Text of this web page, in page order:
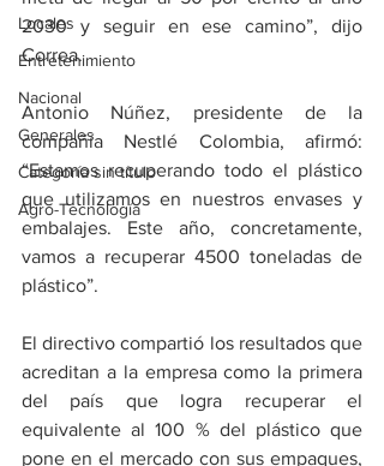
Locales
Entretenimiento
Nacional
Generales
Categoría sin título
Agro-Tecnología
2030 y seguir en ese camino”, dijo
Correa.
Antonio Núñez, presidente de la
compañía Nestlé Colombia, afirmó:
“Estamos recuperando todo el plástico
que utilizamos en nuestros envases y
embalajes. Este año, concretamente,
vamos a recuperar 4500 toneladas de
plástico”.
El directivo compartió los resultados que
acreditan a la empresa como la primera
del país que logra recuperar el
equivalente al 100 % del plástico que
pone en el mercado con sus empaques,